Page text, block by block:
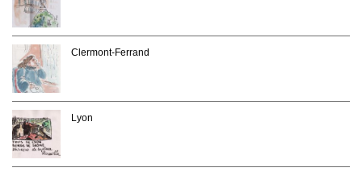
Clermont-Ferrand
Lyon